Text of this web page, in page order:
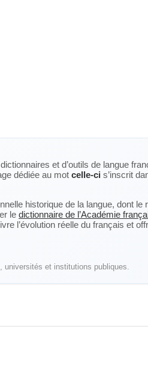
et d’outils de langue
dédiée au mot celle-ci s’inscrit
historique de la langue, dont le
le dictionnaire de l’Académie
l’évolution réelle du français et
universités et institutions publiques.